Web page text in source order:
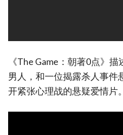
《The Game：朝著0点》
男人，和一位揭露杀人事件
开紧张心理战的悬疑爱情片。